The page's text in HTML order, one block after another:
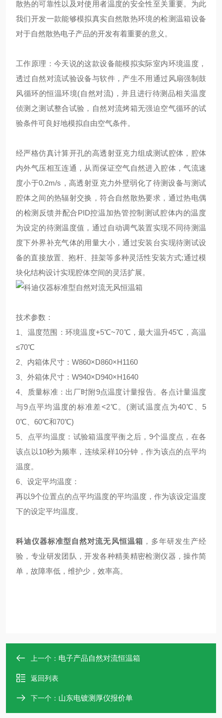
散热的可靠性以及对使用者温度的安全性至关重要。为此
我们开发一款能够模拟真实自然散热环境的检测温箱设备
对于自然散热电子产品的开发有着重要的意义。
工作原理：今天说的这款设备能模拟实际室内环境温度，
透过自然对流试验设备与软件，产生不用通过风扇强制鼓
风循环的恒温环境(自然对流)，并且进行待测品相关温度
侦测之测试整合试验，自然对流烤箱无强迫空气循环的试
验条件可良好地模拟自由空气条件。
经严格仿真计算开孔的高透射亚克力组成测试腔体，腔体
内外气压相互连通，从而保证空气自然进入腔体，气流速
度小于0.2m/s，高透射亚克力外壁弱化了待测设备与测试
腔体之间的热辐射交换，符合自然散热要求，通过热电偶
的检测反馈并配合PID控温加热管控制测试腔体内的温度
为设定的待测温度值，通过自动调气装置实现不同待测温
度下外界补充气体的用量大小，通过安装台实现待测试设
备的直接放置、抱杆、挂架等多种灵活性安装方式;通过模
块化结构设计实现腔体空间的灵活扩展。
技术参数：
1、温度范围：环境温度+5℃~70℃，最大温升45℃，高温
≤70℃
2、内箱体尺寸：W860×D860×H1160
3、外箱体尺寸：W940×D940×H1640
4、质量标准：出厂时附9点温度计量报告。各点计量温度
与9点平均温度的标准差<2℃。(测试温度点为40℃、5
0℃、60℃和70℃)
5、点平均温度：试验箱温度平衡之后，9个温度点，在各
该点以10秒为频率，连续采样10分钟，作为该点的点平均
温度。
6、设定平均温度：
再以9个位置点的点平均温度的平均温度，作为该设定温度
下的设定平均温度。
科迪仪器标准型自然对流无风恒温箱 ， 多年研发生产经
验，专业研发团队，开发各种精美精密检测仪器，操作简
单，故障率低，维护少，效率高。
上一个： 电子产品自然对流恒温箱
返回列表
下一个： 山东电镀测厚仪报价单